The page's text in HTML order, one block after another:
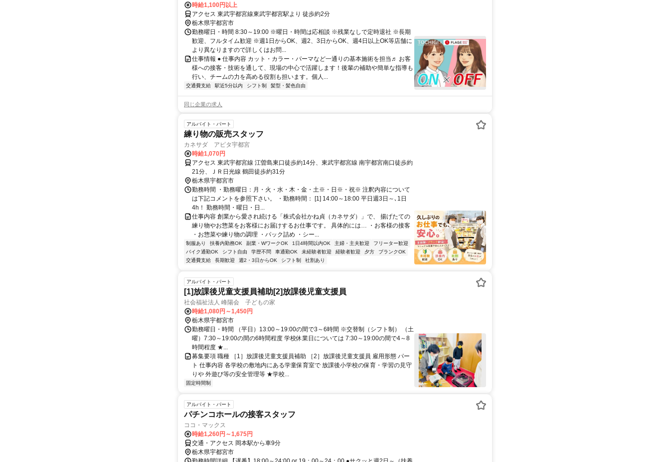
時給1,100円以上
アクセス 東武宇都宮線東武宇都宮駅より 徒歩約2分
栃木県宇都宮市
勤務曜日・時間 8:30～19:00 ※曜日・時間は応相談 ※残業なしで定時退社 ※長期
歓迎、フルタイム歓迎 ※週1日からOK、週2、3日からOK、週4日以上OK等店舗に
より異なりますので詳しくはお問...
仕事情報 ● 仕事内容 カット・カラー・パーマなど一通りの基本施術を担当♬ お客
様への接客・技術を通して、現場の中心で活躍します！後輩の補助や簡単な指導も
行い、チームの力を高める役割も担います。個人...
交通費支給 駅近5分以内 シフト制 髪型・髪色自由
同じ企業の求人
アルバイト・パート
練り物の販売スタッフ
カネサダ アピタ宇都宮
時給1,070円
アクセス 東武宇都宮線 江曽島東口徒歩約14分、東武宇都宮線 南宇都宮南口徒歩約
21分、ＪＲ日光線 鶴田徒歩約31分
栃木県宇都宮市
勤務時間 ・勤務曜日：月・火・水・木・金・土※・日※・祝※ 注釈内容について
は下記コメントを参照下さい。 ・勤務時間： [1] 14:00～18:00 平日週3日～､1日
4h！ 勤務時間・曜日・日...
仕事内容 創業から愛され続ける「株式会社かね貞（カネサダ）」で、 揚げたての
練り物やお惣菜をお客様にお届けするお仕事です。 具体的には… ・お客様の接客
・お惣菜や練り物の調理 ・パック詰め ・シー...
制服あり 扶養内勤務OK 副業・WワークOK 1日4時間以内OK 主婦・主夫歓迎
フリーター歓迎
バイク通勤OK
シフト自由 学歴不問 車通勤OK 未経験者歓迎 経験者歓迎 夕方
ブランクOK
交通費支給
長期歓迎 週2・3日からOK シフト制 社割あり
アルバイト・パート
[1]放課後児童支援員補助[2]放課後児童支援員
社会福祉法人 峰陽会 子どもの家
時給1,080円～1,450円
栃木県宇都宮市
勤務曜日・時間 （平日）13:00～19:00の間で3～6時間 ※交替制（シフト制） （土
曜）7:30～19:00の間の6時間程度 学校休業日については 7:30～19:00の間で4～8
時間程度 ★...
募集要項 職種 ［1］放課後児童支援員補助 ［2］放課後児童支援員 雇用形態 パー
ト 仕事内容 各学校の敷地内にある学童保育室で 放課後小学校の保育・学習の見守
りや 外遊び等の安全管理等 ★学校...
固定時間制
アルバイト・パート
パチンコホールの接客スタッフ
ココ・マックス
時給1,260円～1,675円
交通・アクセス 岡本駅から車9分
栃木県宇都宮市